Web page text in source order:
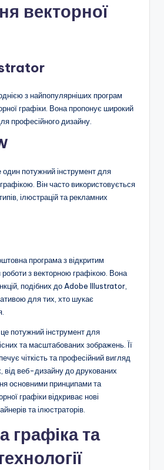
векторної
з найпопулярніших програм
графіки. Вона пропонує широкий
професійного дизайну.
потужний інструмент для
Він часто використовується
ілюстрацій та рекламних
програма з відкритим
з векторною графікою. Вона
подібних до Adobe Illustrator,
для тих, хто шукає
потужний інструмент для
та масштабованих зображень. Її
чіткість та професійний вигляд
від веб-дизайну до друкованих
основними принципами та
графіки відкриває нові
та ілюстраторів.
графіка та